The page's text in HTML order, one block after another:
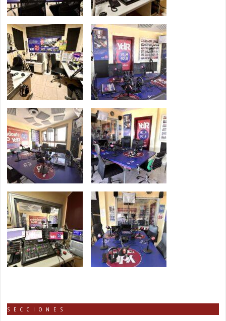
SECCIONES